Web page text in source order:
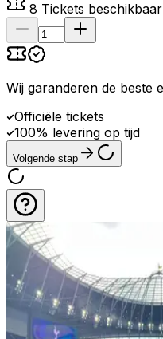
8 Tickets beschikbaar
Wij garanderen de beste
Officiële tickets
100% levering op tijd
Volgende stap